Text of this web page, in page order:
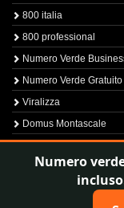
800 italia
800 professional
Numero Verde
Numero Verde Gratuito
Viralizza
Domus Montascale
Sprint800
Verfica Numero Verde
Numero